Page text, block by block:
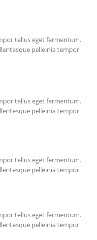
tellus eget fermentum.
pelleinia tempor
tellus eget fermentum.
pelleinia tempor
tellus eget fermentum.
pelleinia tempor
tellus eget fermentum.
pelleinia tempor